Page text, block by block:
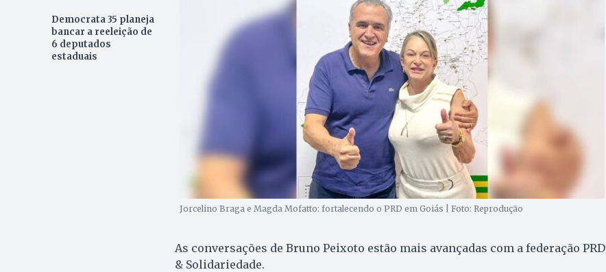
Democrata 35 planeja
bancar a reeleição de
6 deputados
estaduais
Jorcelino Braga e Magda Mofatto: fortalecendo o PRD em Goiás | Foto: Reprodução
As conversações de Bruno Peixoto estão mais avançadas com a federação PRD
& Solidariedade.